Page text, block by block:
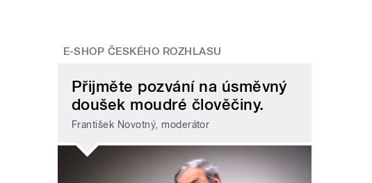
E-SHOP ČESKÉHO ROZHLASU
Přijměte pozvání na úsměvný
doušek moudré člověčiny.
František Novotný, moderátor